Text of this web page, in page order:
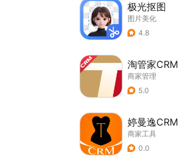
极光抠图
图片美化
4.8
淘管家CRM
商家管理
5.0
婷曼逸CRM
商家工具
0.0